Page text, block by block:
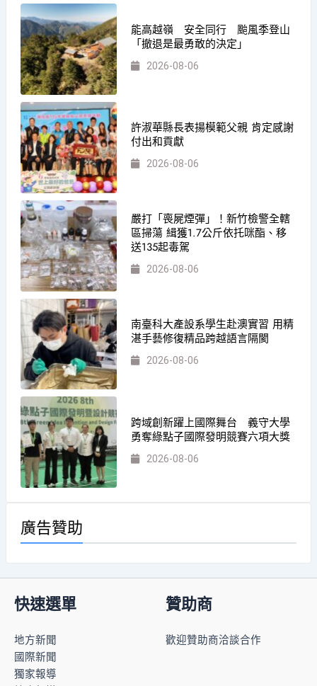
能高越嶺 安全同行 颱風季登山
「撤退是最勇敢的決定」
2026-08-06
許淑華縣長表揚模範父親 肯定感謝
付出和貢獻
2026-08-06
嚴打「喪屍煙彈」！新竹檢警全轄
區掃蕩 緝獲1.7公斤依托咪酯、移
送135起毒駕
2026-08-06
南臺科大產設系學生赴澳實習 用精
湛手藝修復精品跨越語言隔閡
2026-08-06
跨域創新躍上國際舞台 義守大學
勇奪綠點子國際發明競賽六項大獎
2026-08-06
廣告贊助
快速選單
地方新聞
國際新聞
獨家報導
贊助商
歡迎贊助商洽談合作